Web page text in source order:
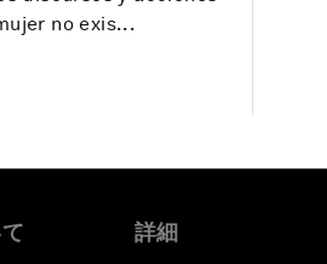
no exis...
詳細